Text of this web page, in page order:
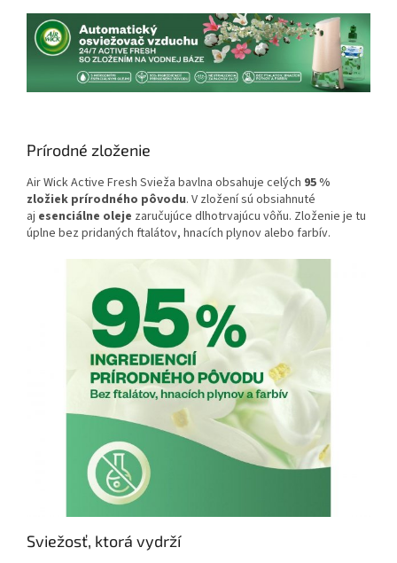
Prírodné zloženie
Air Wick Active Fresh Svieža bavlna obsahuje celých 95 %
zložiek prírodného pôvodu. V zložení sú obsiahnuté
aj esenciálne oleje zaručujúce dlhotrvajúcu vôňu. Zloženie je tu
úplne bez pridaných ftalátov, hnacích plynov alebo farbív.
Sviežosť, ktorá vydrží